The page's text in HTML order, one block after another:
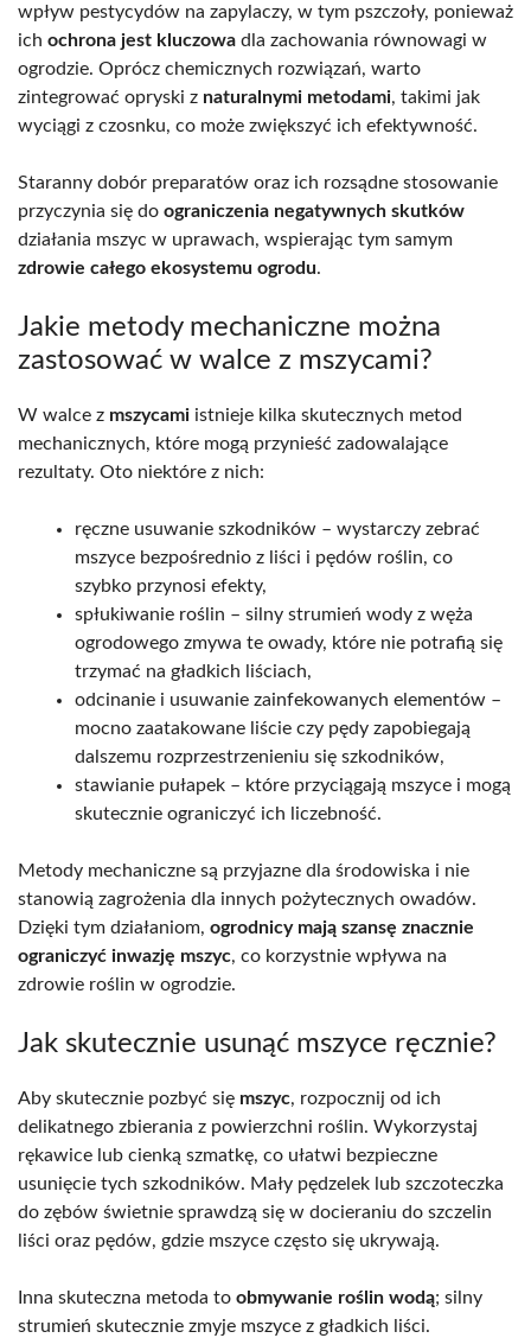
wpływ pestycydów na zapylaczy, w tym pszczoły, ponieważ
ich ochrona jest kluczowa dla zachowania równowagi w
ogrodzie. Oprócz chemicznych rozwiązań, warto
zintegrować opryski z naturalnymi metodami, takimi jak
wyciągi z czosnku, co może zwiększyć ich efektywność.
Staranny dobór preparatów oraz ich rozsądne stosowanie
przyczynia się do ograniczenia negatywnych skutków
działania mszyc w uprawach, wspierając tym samym
zdrowie całego ekosystemu ogrodu.
Jakie metody mechaniczne można
zastosować w walce z mszycami?
W walce z mszycami istnieje kilka skutecznych metod
mechanicznych, które mogą przynieść zadowalające
rezultaty. Oto niektóre z nich:
ręczne usuwanie szkodników – wystarczy zebrać
mszyce bezpośrednio z liści i pędów roślin, co
szybko przynosi efekty,
spłukiwanie roślin – silny strumień wody z węża
ogrodowego zmywa te owady, które nie potrafią się
trzymać na gładkich liściach,
odcinanie i usuwanie zainfekowanych elementów –
mocno zaatakowane liście czy pędy zapobiegają
dalszemu rozprzestrzenieniu się szkodników,
stawianie pułapek – które przyciągają mszyce i mogą
skutecznie ograniczyć ich liczebność.
Metody mechaniczne są przyjazne dla środowiska i nie
stanowią zagrożenia dla innych pożytecznych owadów.
Dzięki tym działaniom, ogrodnicy mają szansę znacznie
ograniczyć inwazję mszyc, co korzystnie wpływa na
zdrowie roślin w ogrodzie.
Jak skutecznie usunąć mszyce ręcznie?
Aby skutecznie pozbyć się mszyc, rozpocznij od ich
delikatnego zbierania z powierzchni roślin. Wykorzystaj
rękawice lub cienką szmatkę, co ułatwi bezpieczne
usunięcie tych szkodników. Mały pędzelek lub szczoteczka
do zębów świetnie sprawdzą się w docieraniu do szczelin
liści oraz pędów, gdzie mszyce często się ukrywają.
Inna skuteczna metoda to obmywanie roślin wodą; silny
strumień skutecznie zmyje mszyce z gładkich liści.